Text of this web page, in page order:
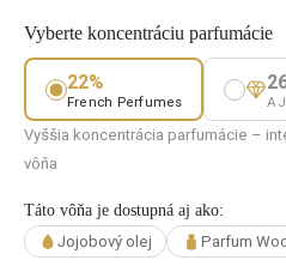
Vyberte koncentráciu parfumácie
22%
French Perfumes
Vyššia koncentrácia parfumácie –
vôňa
Táto vôňa je dostupná aj ako:
Jojobový olej Parfum